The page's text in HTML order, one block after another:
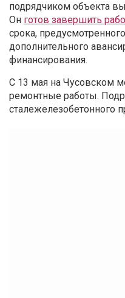
подрядчиком объекта
Он готов завершить
срока,
дополнительного
финансирования.
С 13 мая на Чусовском
ремонтные работы.
сталежелезобетонного